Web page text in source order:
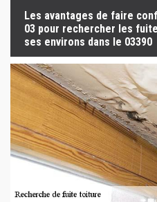
Les avantages de faire
03 pour rechercher les
ses environs dans le 03390